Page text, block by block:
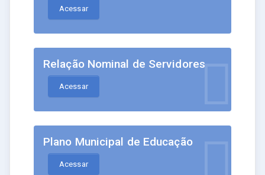
Acessar
Relação Nominal de Servidores
Acessar
Plano Municipal de Educação
Acessar